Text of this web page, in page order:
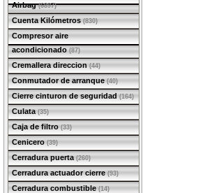
Airbag(6897)
Cuenta Kilómetros (830)
Compresor aire
acondicionado(87)
Cremallera direccion (44)
Conmutador de arranque (40)
Cierre cinturon de seguridad (164)
Culata (35)
Caja de filtro (33)
Cenicero (39)
Cerradura puerta (260)
Cerradura actuador cierre (93)
Cerradura combustible (14)